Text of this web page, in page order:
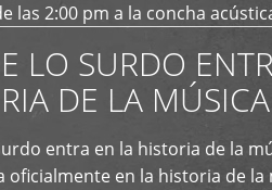
las 2:00 pm a la concha
LO SURDO
DE LA MÚSICA
entra en la historia de la
oficialmente en la historia de la